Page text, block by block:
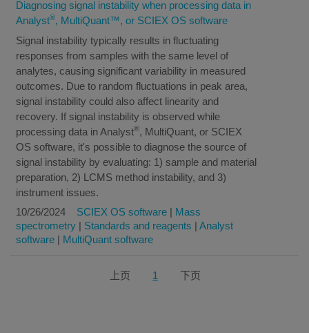
Diagnosing signal instability when processing data in
Analyst®, MultiQuant™, or SCIEX OS software
Signal instability typically results in fluctuating
responses from samples with the same level of
analytes, causing significant variability in measured
outcomes. Due to random fluctuations in peak area,
signal instability could also affect linearity and
recovery. If signal instability is observed while
processing data in Analyst®, MultiQuant, or SCIEX
OS software, it's possible to diagnose the source of
signal instability by evaluating: 1) sample and material
preparation, 2) LCMS method instability, and 3)
instrument issues.
10/26/2024
SCIEX OS software | Mass
spectrometry | Standards and reagents | Analyst
software | MultiQuant software
上页 1 下页